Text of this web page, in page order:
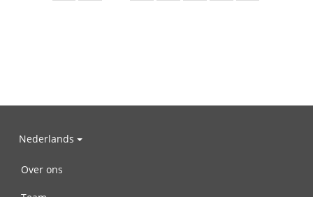
Nederlands
Over ons